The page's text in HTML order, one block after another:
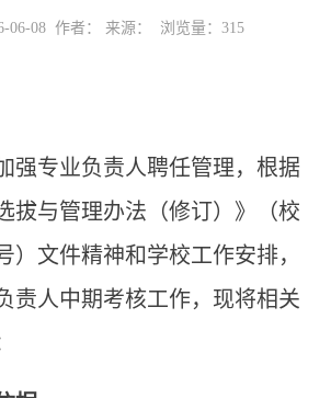
06-08 作者： 来源： 浏览量： 315
强专业负责人聘任管理， 根据
拔与管理办法 （修订） 》（校
）文件精神和学校工作安排，
责人中期考核工作，现将相关